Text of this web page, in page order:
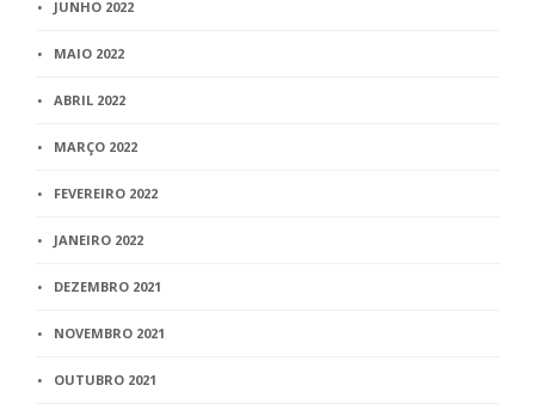
JUNHO 2022
MAIO 2022
ABRIL 2022
MARÇO 2022
FEVEREIRO 2022
JANEIRO 2022
DEZEMBRO 2021
NOVEMBRO 2021
OUTUBRO 2021